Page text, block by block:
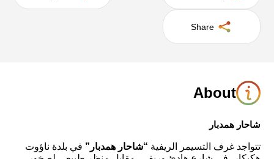
Share
About
شاحار همدبار
تتواجد غرف التسيمر الريفية “شاحار همدبار” في بلدة ناؤوت